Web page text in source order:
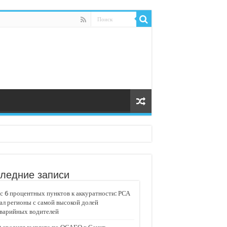
«Движение»
записи
6 процентных пунктов к аккуратности: РСА
регионы с самой высокой долей
водителей